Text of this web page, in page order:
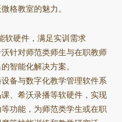
格教室的魅力。
软硬件，满足实训需求
针对师范类师生与在职教师
智能化解决方案。
备与数字化教学管理软件系
、希沃录播等软硬件，实现
功能，为师范类学生或在职